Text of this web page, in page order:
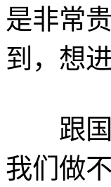
是非常
到，想
跟国
我们做